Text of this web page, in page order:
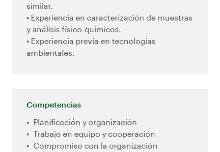
similar.
• Experiencia en caracterización de muestras
y análisis físico-químicos.
• Experiencia previa en tecnologías
ambientales.
Competencias
Planificación y organización
Trabajo en equipo y cooperación
Compromiso con la organización